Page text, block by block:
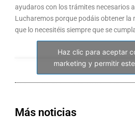
ayudaros con los trámites necesarios
Lucharemos porque podáis obtener la
que lo necesitéis siempre que se
Haz clic para aceptar
marketing y permitir
Más noticias